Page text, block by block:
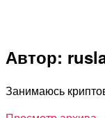
Автор:
Занимаюсь